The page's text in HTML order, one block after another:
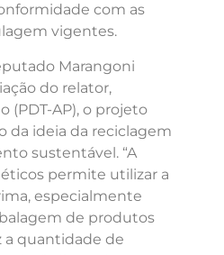
com as
vigentes.
Marangoni
do relator,
(PDT-AP), o projeto
da ideia da reciclagem
sustentável. “A
permite utilizar a
especialmente
de produtos
a quantidade de